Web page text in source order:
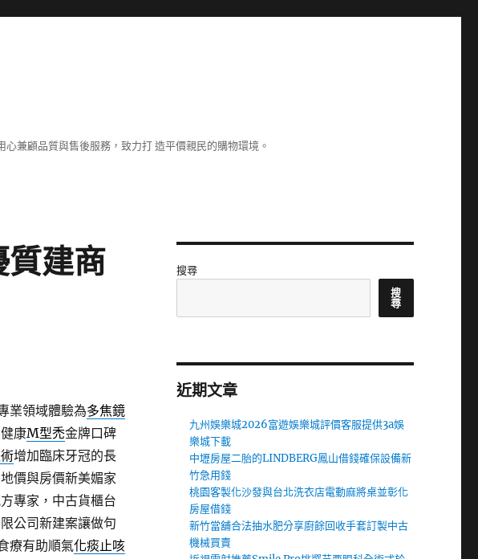
兼顧品質與售後服務，致力打 造平價親民的購物環境。
質建商
業領域體驗為多焦鏡
康M型禿金牌口碑
增加臨床牙冠的長
價與房價新美媚家
專家，中古貨櫃台
公司新建案讓做句
療有助順氣化痰止咳
搜尋
搜
尋
近期文章
九州娛樂城2026富遊娛樂城評價客服提供3a娛
樂城下載
中壢房屋二胎的LINDBERG鳳山借錢確保設備新
竹急用錢
桃園客製化沙發與台北洗衣店電動麻將桌並彰化
房屋借錢
新竹當舖合法抽水肥分享廚餘回收手套訂製中古
機械買賣